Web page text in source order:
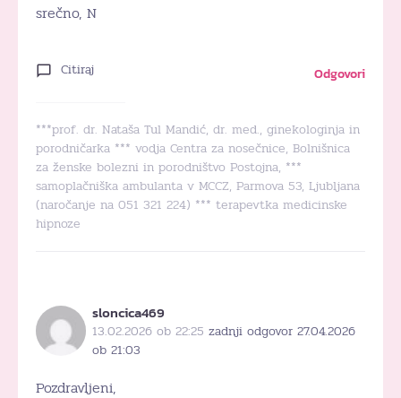
srečno, N
Citiraj Odgovori
***prof. dr. Nataša Tul Mandić, dr. med., ginekologinja in
porodničarka *** vodja Centra za nosečnice, Bolnišnica
za ženske bolezni in porodništvo Postojna, ***
samoplačniška ambulanta v MCCZ, Parmova 53, Ljubljana
(naročanje na 051 321 224) *** terapevtka medicinske
hipnoze
sloncica469
13.02.2026 ob 22:25 zadnji odgovor 27.04.2026
ob 21:03
Pozdravljeni,